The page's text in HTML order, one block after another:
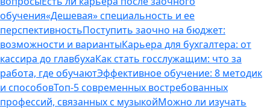
обучения«Дешевая» специальность и ее
перспективностьПоступить заочно на бюджет:
возможности и вариантыКарьера для бухгалтера: от
кассира до главбухаКак стать госслужащим: что за
работа, где обучаютЭффективное обучение: 8 методик
и способовТоп-5 современных востребованных
профессий, связанных с музыкойМожно ли изучать